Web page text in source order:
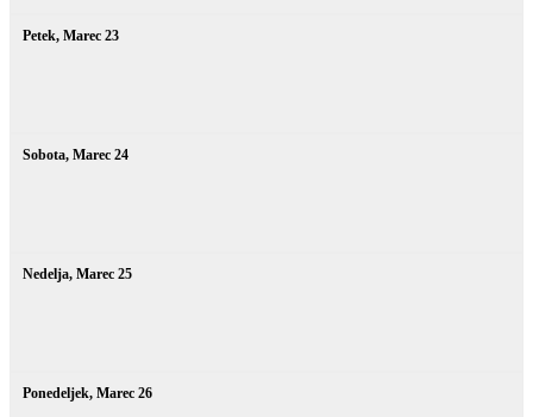
Petek, Marec 23
Sobota, Marec 24
Nedelja, Marec 25
Ponedeljek, Marec 26